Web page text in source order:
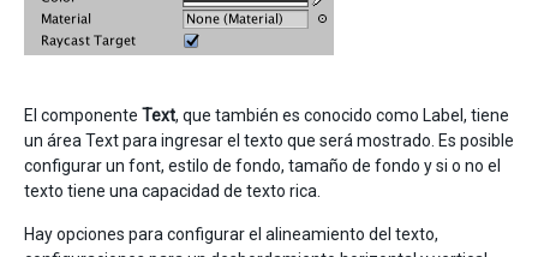
El componente Text, que también es conocido como Label, tiene
un área Text para ingresar el texto que será mostrado. Es posible
configurar un font, estilo de fondo, tamaño de fondo y si o no el
texto tiene una capacidad de texto rica.
Hay opciones para configurar el alineamiento del texto,